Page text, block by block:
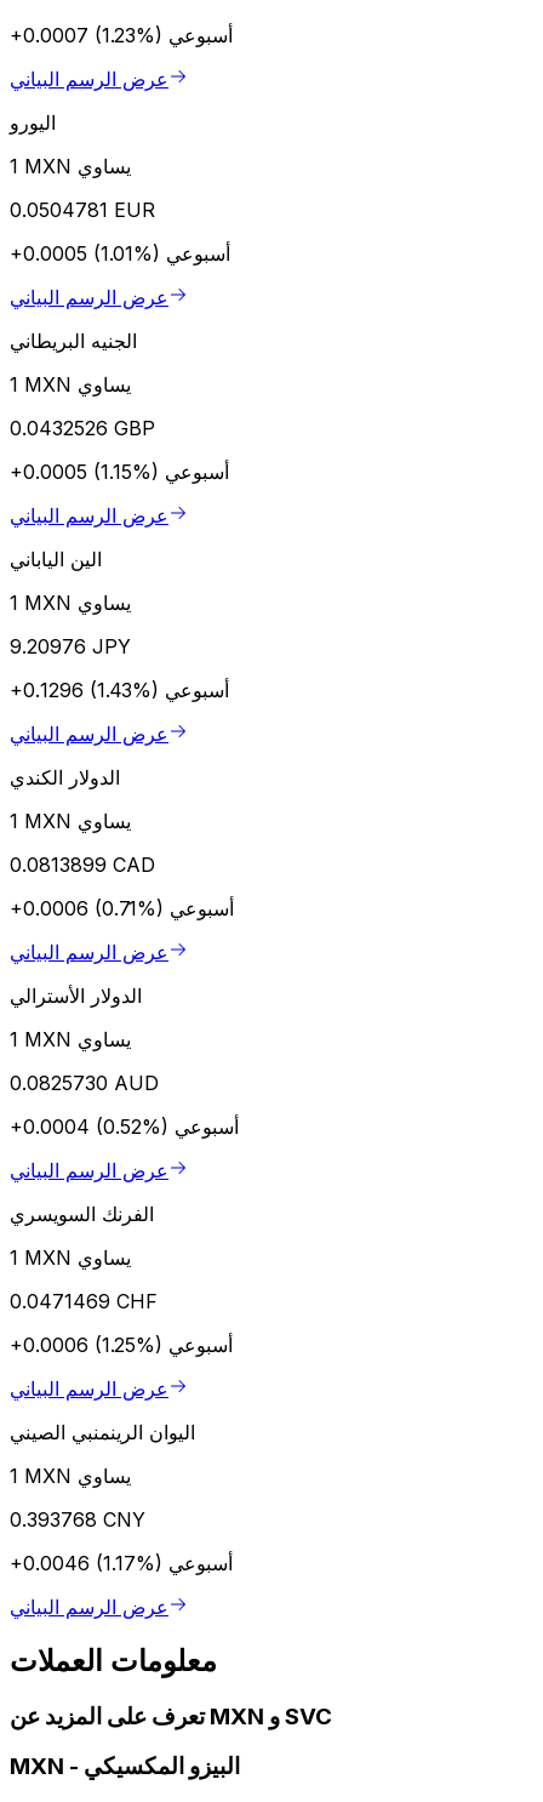
+0.0007 (1.23%) أسبوعي
عرض الرسم البياني
اليورو
1 MXN يساوي
0.0504781 EUR
+0.0005 (1.01%) أسبوعي
عرض الرسم البياني
الجنيه البريطاني
1 MXN يساوي
0.0432526 GBP
+0.0005 (1.15%) أسبوعي
عرض الرسم البياني
الين الياباني
1 MXN يساوي
9.20976 JPY
+0.1296 (1.43%) أسبوعي
عرض الرسم البياني
الدولار الكندي
1 MXN يساوي
0.0813899 CAD
+0.0006 (0.71%) أسبوعي
عرض الرسم البياني
الدولار الأسترالي
1 MXN يساوي
0.0825730 AUD
+0.0004 (0.52%) أسبوعي
عرض الرسم البياني
الفرنك السويسري
1 MXN يساوي
0.0471469 CHF
+0.0006 (1.25%) أسبوعي
عرض الرسم البياني
اليوان الرينمنبي الصيني
1 MXN يساوي
0.393768 CNY
+0.0046 (1.17%) أسبوعي
عرض الرسم البياني
معلومات العملات
تعرف على المزيد عن MXN و SVC
MXN - البيزو المكسيكي